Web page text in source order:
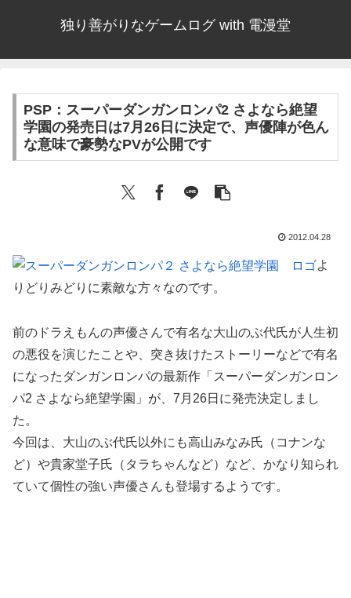
独り善がりなゲームログ with 電漫堂
PSP：スーパーダンガンロンパ2 さよなら絶望
学園の発売日は7月26日に決定で、声優陣が色ん
な意味で豪勢なPVが公開です
2012.04.28
よ
りどりみどりに素敵な方々なのです。
前のドラえもんの声優さんで有名な大山のぶ代氏が人生初
の悪役を演じたことや、突き抜けたストーリーなどで有名
になったダンガンロンパの最新作「スーパーダンガンロン
パ2 さよなら絶望学園」が、7月26日に発売決定しまし
た。
今回は、大山のぶ代氏以外にも高山みなみ氏（コナンな
ど）や貴家堂子氏（タラちゃんなど）など、かなり知られ
ていて個性の強い声優さんも登場するようです。